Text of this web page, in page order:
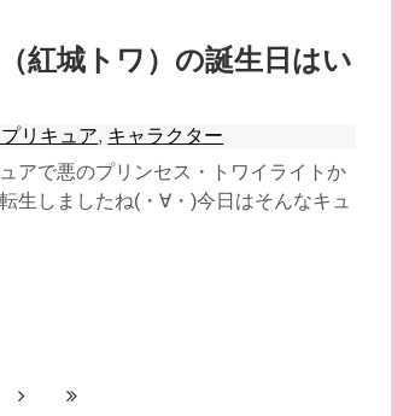
紅城トワ）の誕生日はい
リキュア, キャラクター
アで悪のプリンセス・トワイライトか
生しましたね(・∀・)今日はそんなキュ